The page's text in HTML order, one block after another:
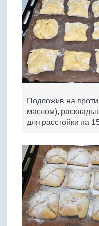
Подложив на
маслом),
для расстойки на